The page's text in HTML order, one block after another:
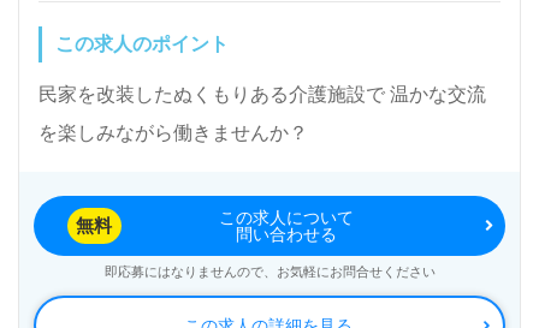
手伝いなども行います。 ・ご利用者さまの送迎も行いま
います。仕事の流れはイチから覚えていきましょう！！ ★
研修も実施しています。ご利用者様はもちろん、スタッフ
この求人のポイント
民家を改装したぬくもりある介護施設で 温かな交流
を楽しみながら働きませんか？
無料
この求人について
問い合わせる
即応募にはなりませんので、お気軽にお問合せください